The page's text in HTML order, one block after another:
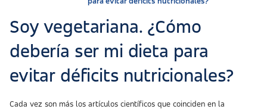
Soy vegetariana. ¿Cómo
debería ser mi dieta para
evitar déficits nutricionales?
Cada vez son más los artículos científicos que coinciden en la